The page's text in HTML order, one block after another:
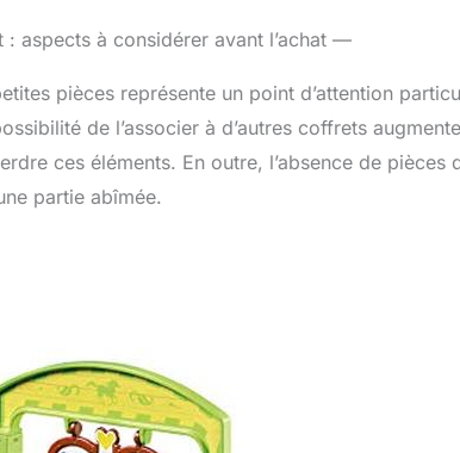
: aspects à considérer avant l’achat —
pièces représente un point d’attention
de l’associer à d’autres coffrets
ces éléments. En outre, l’absence de pièces
partie abîmée.